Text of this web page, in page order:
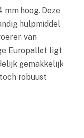
hoog. Deze
hulpmiddel
van
Europallet ligt
gemakkelijk
robuust